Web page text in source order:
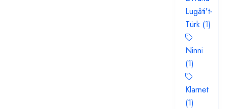
Lugâti't-
Türk (1)
Ninni
(1)
Klarnet
(1)